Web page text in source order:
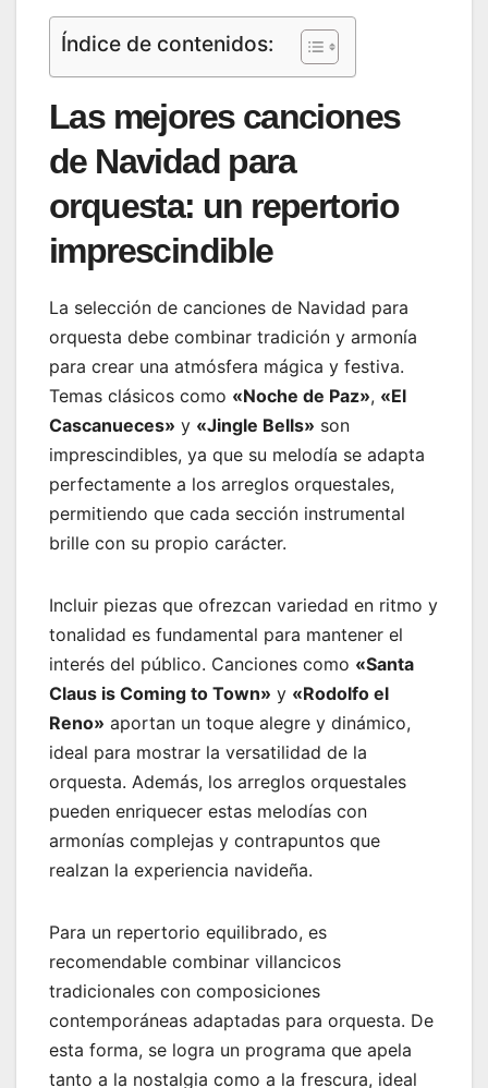
Índice de contenidos:
Las mejores canciones
de Navidad para
orquesta: un repertorio
imprescindible
La selección de canciones de Navidad para
orquesta debe combinar tradición y armonía
para crear una atmósfera mágica y festiva.
Temas clásicos como «Noche de Paz», «El
Cascanueces» y «Jingle Bells» son
imprescindibles, ya que su melodía se adapta
perfectamente a los arreglos orquestales,
permitiendo que cada sección instrumental
brille con su propio carácter.
Incluir piezas que ofrezcan variedad en ritmo y
tonalidad es fundamental para mantener el
interés del público. Canciones como «Santa
Claus is Coming to Town» y «Rodolfo el
Reno» aportan un toque alegre y dinámico,
ideal para mostrar la versatilidad de la
orquesta. Además, los arreglos orquestales
pueden enriquecer estas melodías con
armonías complejas y contrapuntos que
realzan la experiencia navideña.
Para un repertorio equilibrado, es
recomendable combinar villancicos
tradicionales con composiciones
contemporáneas adaptadas para orquesta. De
esta forma, se logra un programa que apela
tanto a la nostalgia como a la frescura, ideal